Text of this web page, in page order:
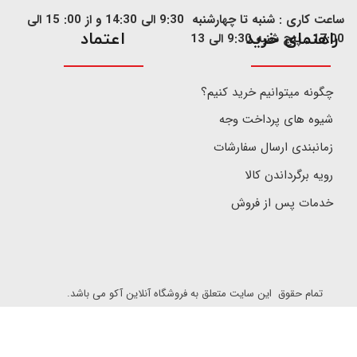
ساعت کاری : شنبه تا چهارشنبه 9:30 الی 14:30 و از 00: 15 الی
17:00 , پنج شنبه 9:30 الی 13
​راهنمای خرید
چگونه میتوانیم خرید کنیم؟
شیوه های پرداخت وجه
زمانبندی ارسال سفارشات
رویه برگرداندن کالا
خدمات پس از فروش
تمام حقوق این سایت متعلق به فروشگاه آنلاین آکو می باشد.
اعتماد